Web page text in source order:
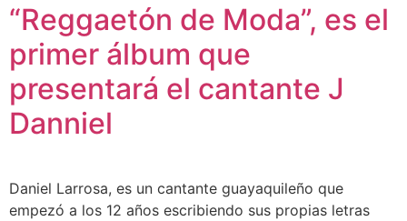
“Reggaetón de Moda”, es el
primer álbum que
presentará el cantante J
Danniel
Daniel Larrosa, es un cantante guayaquileño que
empezó a los 12 años escribiendo sus propias letras